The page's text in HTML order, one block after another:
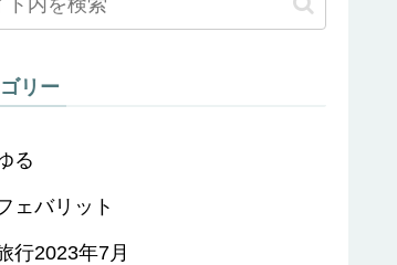
リー
る
ェバリット
行2023年7月